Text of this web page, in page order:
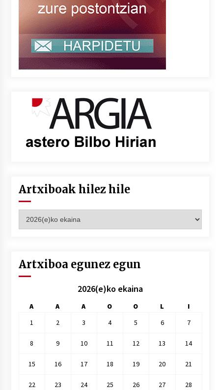
Artxiboak hilez hile
hilez
Artxiboa egunez egun
2026(e)ko ekaina
A A A O O L
I
1
2 3 4 5 6 7
8 9 10 11 12 13 14
15 16 17 18 19 20 21
22 23 24 25 26 27 28